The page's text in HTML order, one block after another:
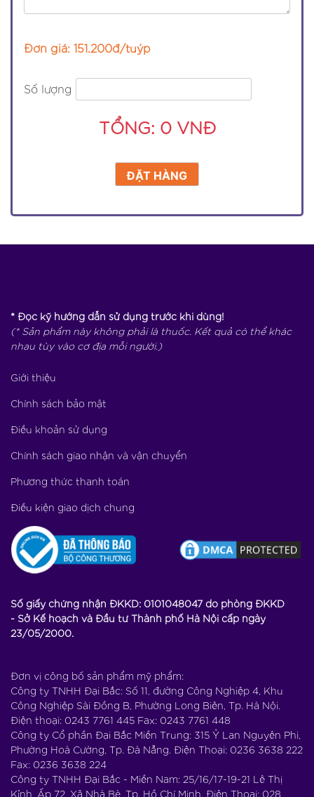
Đơn giá: 151.200đ/tuýp
Số lượng
TỔNG: 0 VNĐ
* Đọc kỹ hướng dẫn sử dụng trước khi dùng!
(* Sản phẩm này không phải là thuốc. Kết quả có thể khác
nhau tùy vào cơ địa mỗi người.)
Giới thiệu
Chính sách bảo mật
Điều khoản sử dụng
Chính sách giao nhận và vận chuyển
Phương thức thanh toán
Điều kiện giao dịch chung
Số giấy chứng nhận ĐKKD: 0101048047 do phòng ĐKKD
- Sở Kế hoạch và Đầu tư Thành phố Hà Nội cấp ngày
23/05/2000.
Đơn vị công bố sản phẩm mỹ phẩm:
Công ty TNHH Đại Bắc: Số 11, đường Công Nghiệp 4, Khu
Công Nghiệp Sài Đồng B, Phường Long Biên, Tp. Hà Nội.
Điện thoại: 0243 7761 445 Fax: 0243 7761 448
Công ty Cổ phần Đại Bắc Miền Trung: 315 Ỷ Lan Nguyên Phi,
Phường Hoà Cường, Tp. Đà Nẵng. Điện Thoại: 0236 3638 222
Fax: 0236 3638 224
Công ty TNHH Đại Bắc - Miền Nam: 25/16/17-19-21 Lê Thị
Kỉnh, Ấp 72, Xã Nhà Bè, Tp. Hồ Chí Minh. Điện Thoại: 028